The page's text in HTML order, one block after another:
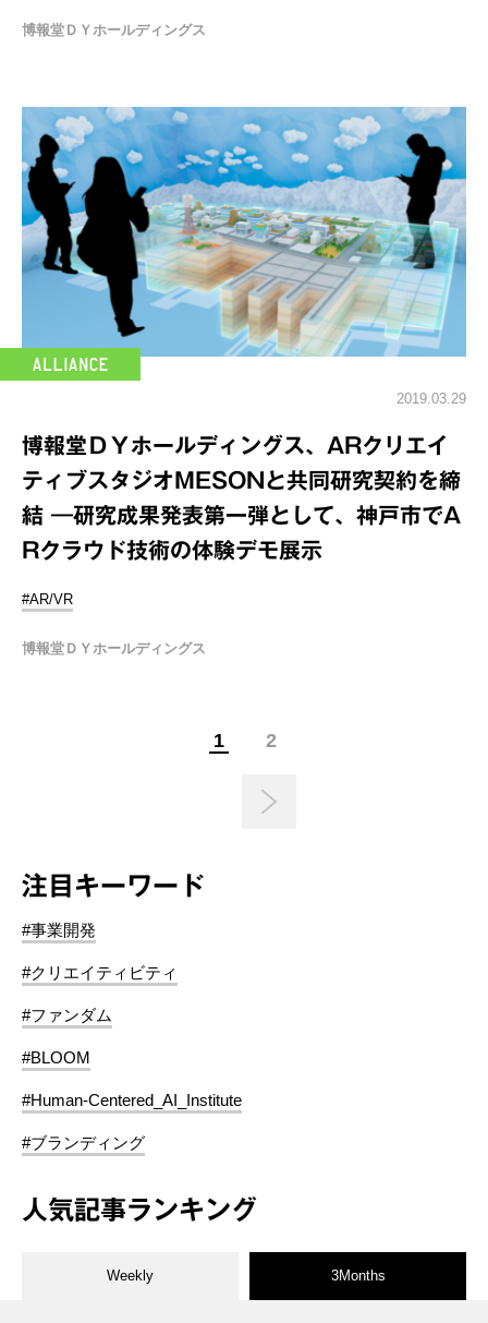
博報堂ＤＹホールディングス
2019.03.29
博報堂ＤＹホールディングス、ARクリエイ
ティブスタジオMESONと共同研究契約を締
結 ―研究成果発表第一弾として、神戸市でA
Rクラウド技術の体験デモ展示
#AR/VR
博報堂ＤＹホールディングス
1 2
注目キーワード
#事業開発
#クリエイティビティ
#ファンダム
#BLOOM
#Human-Centered_AI_Institute
#ブランディング
人気記事ランキング
Weekly 3Months